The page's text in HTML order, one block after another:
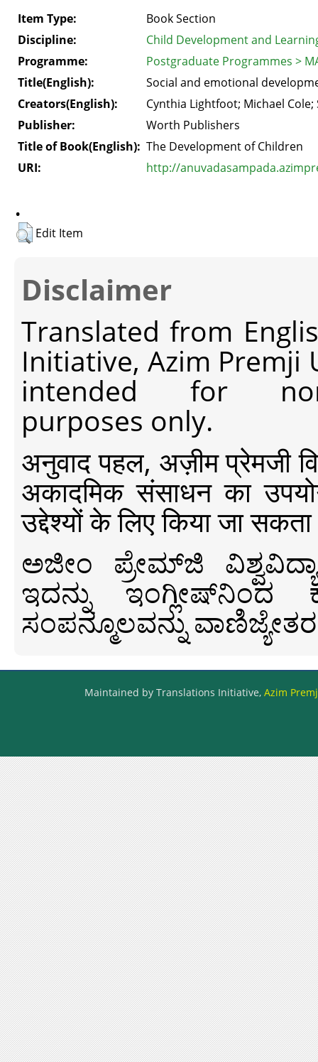
Item Type:
Book Section
Discipline:
Child Development and
Programme:
Postgraduate Programmes >
Title(English):
Social and emotional
Creators(English):
Cynthia Lightfoot; Michael Cole;
Publisher:
Worth Publishers
Title of Book(English): The Development of Children
URI:
http://
.
Edit Item
Disclaimer
Translated from
Initiative, Azim Premji
intended for non-
purposes only.
अनुवाद पहल, अज़ीम प्रेमजी
अकादमिक संसाधन का
उद्देश्यों के लिए किया जा
ಅಜೀಂ ಪ್ರೇಮ್‍ಜಿ
ಇದನ್ನು ಇಂಗ್ಲೀಷ್‍ನಿಂದ
ಸಂಪನ್ಮೂಲವನ್ನು
Maintained by Translations Initiative, Azim